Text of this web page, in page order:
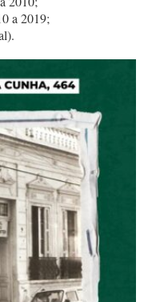
a 2019;